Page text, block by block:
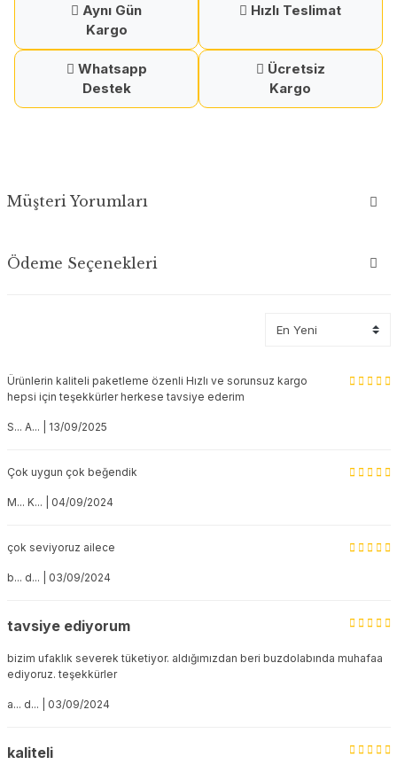
Aynı Gün
Kargo
Hızlı Teslimat
Whatsapp
Destek
Ücretsiz
Kargo
Müşteri Yorumları
Ödeme Seçenekleri
Ürünlerin kaliteli paketleme özenli Hızlı ve sorunsuz kargo
hepsi için teşekkürler herkese tavsiye ederim
S... A... | 13/09/2025
Çok uygun çok beğendik
M... K... | 04/09/2024
çok seviyoruz ailece
b... d... | 03/09/2024
tavsiye ediyorum
bizim ufaklık severek tüketiyor. aldığımızdan beri buzdolabında muhafaa
ediyoruz. teşekkürler
a... d... | 03/09/2024
kaliteli